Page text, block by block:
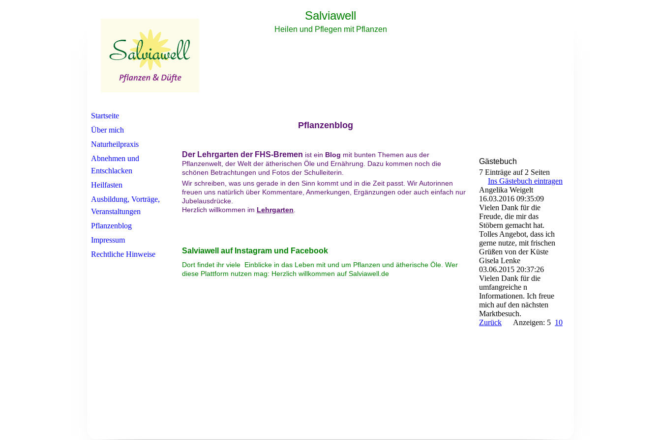
Salviawell
Heilen und Pflegen mit Pflanzen
Startseite
Über mich
Naturheilpraxis
Abnehmen und
Entschlacken
Heilfasten
Ausbildung, Vorträge,
Veranstaltungen
Pflanzenblog
Impressum
Rechtliche Hinweise
Pflanzenblog
Der Lehrgarten der FHS-Bremen ist ein Blog mit bunten Themen aus der
Pflanzenwelt, der Welt der ätherischen Öle und Ernährung. Dazu kommen noch die
schönen Betrachtungen und Fotos der Schulleiterin.
Wir schreiben, was uns gerade in den Sinn kommt und in die Zeit passt. Wir Autorinnen
freuen uns natürlich über Kommentare, Anmerkungen, Ergänzungen oder auch einfach nur
Jubelausdrücke.
Herzlich willkommen im Lehrgarten
Salviawell auf Instagram und Facebook
Dort findet ihr viele Einblicke in das Leben mit und um Pflanzen und ätherische Öle. Wer
diese Plattform nutzen mag: Herzlich willkommen auf Salviawell.de
Gästebuch
7 Einträge auf 2 Seiten
Ins Gästebuch eintragen
Angelika Weigelt
16.03.2016 09:35:09
Vielen Dank für die
Freude, die mir das
Stöbern gemacht hat.
Tolles Angebot, dass ich
gerne nutze, mit frischen
Grüßen von der Küste
Gisela Lenke
03.06.2015 20:37:26
Vielen Dank für die
umfangreiche n
Informationen. Ich freue
mich auf den nächsten
Marktbesuch.
Zurück
Anzeigen: 5 10